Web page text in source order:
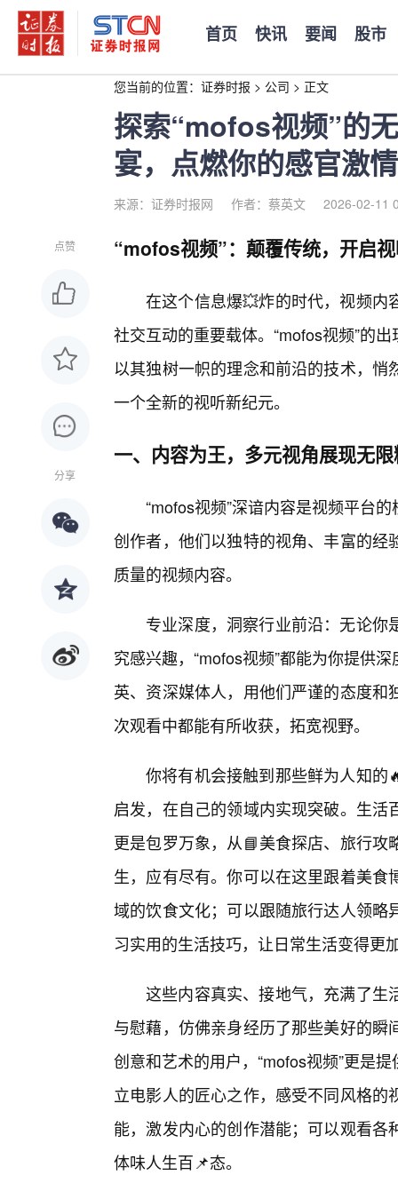
首页 快讯 要闻 股市
您当前的位置： 证券时报 > 公司 > 正文
探索“mofos视频”的
宴，点燃你的感官激情
来源：证券时报网 作者：蔡英文 2026-02-11
点赞
分享
“mofos视频”：颠覆传统，开启
在这个信息爆💥炸的时代，视频内
社交互动的重要载体。“mofos视频”的
以其独树一帜的理念和前沿的技术，
一个全新的视听新纪元。
一、内容为王，多元视角展现无
“mofos视频”深谙内容是视频平台
创作者，他们以独特的视角、丰富的
质量的视频内容。
专业深度，洞察行业前沿：无论
究感兴趣，“mofos视频”都能为你提供
英、资深媒体人，用他们严谨的态度
次观看中都能有所收获，拓宽视野。
你将有机会接触到那些鲜为人知的
启发，在自己的领域内实现突破。生
更是包罗万象，从📘美食探店、旅行
生，应有尽有。你可以在这里跟着美
域的饮食文化；可以跟随旅行达人领
习实用的生活技巧，让日常生活变得更
这些内容真实、接地气，充满了生
与慰藉，仿佛亲身经历了那些美好的
创意和艺术的用户，“mofos视频”更是
立电影人的匠心之作，感受不同风格
能，激发内心的创作潜能；可以观看
体味人生百📌态。